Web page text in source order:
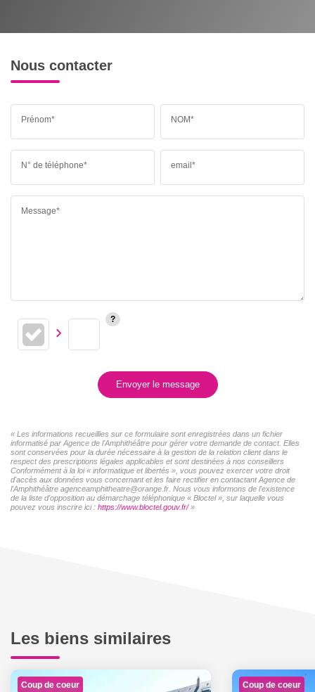
Nous contacter
Prénom* NOM*
N° de téléphone* email*
Message*
Envoyer le message
« Les informations recueillies sur ce formulaire sont enregistrées dans un fichier
informatisé par Agence de l'Amphithéâtre pour gérer votre demande de contact. Elles
sont conservées pour la durée nécessaire à la gestion de la relation client dans le
respect des prescriptions légales applicables et sont destinées à nos conseillers
Conformément à la loi « informatique et libertés », vous pouvez exercer votre droit
d'accès aux données vous concernant et les faire rectifier en contactant Agence de
l'Amphithéâtre agenceamphitheatre@orange.fr. Nous vous informons de l'existence
de la liste d'opposition au démarchage téléphonique « Bloctel », sur laquelle vous
pouvez vous inscrire ici : https://www.bloctel.gouv.fr/»
Les biens similaires
Coup de coeur Coup de coeur